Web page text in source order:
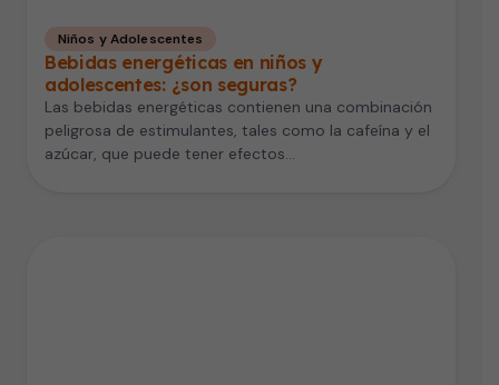
Niños y Adolescentes
Bebidas energéticas en niños y
adolescentes: ¿son seguras?
Las bebidas energéticas contienen una combinación
peligrosa de estimulantes, tales como la cafeína y el
azúcar, que puede tener efectos…